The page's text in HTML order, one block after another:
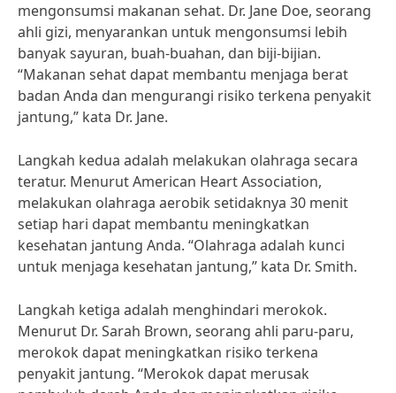
mengonsumsi makanan sehat. Dr. Jane Doe, seorang
ahli gizi, menyarankan untuk mengonsumsi lebih
banyak sayuran, buah-buahan, dan biji-bijian.
“Makanan sehat dapat membantu menjaga berat
badan Anda dan mengurangi risiko terkena penyakit
jantung,” kata Dr. Jane.
Langkah kedua adalah melakukan olahraga secara
teratur. Menurut American Heart Association,
melakukan olahraga aerobik setidaknya 30 menit
setiap hari dapat membantu meningkatkan
kesehatan jantung Anda. “Olahraga adalah kunci
untuk menjaga kesehatan jantung,” kata Dr. Smith.
Langkah ketiga adalah menghindari merokok.
Menurut Dr. Sarah Brown, seorang ahli paru-paru,
merokok dapat meningkatkan risiko terkena
penyakit jantung. “Merokok dapat merusak